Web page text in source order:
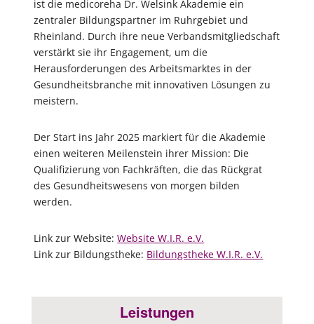
ist die medicoreha Dr. Welsink Akademie ein
zentraler Bildungspartner im Ruhrgebiet und
Rheinland. Durch ihre neue Verbandsmitgliedschaft
verstärkt sie ihr Engagement, um die
Herausforderungen des Arbeitsmarktes in der
Gesundheitsbranche mit innovativen Lösungen zu
meistern.
Der Start ins Jahr 2025 markiert für die Akademie
einen weiteren Meilenstein ihrer Mission: Die
Qualifizierung von Fachkräften, die das Rückgrat
des Gesundheitswesens von morgen bilden
werden.
Link zur Website:Website W.I.R. e.V.
Link zur Bildungstheke: Bildungstheke W.I.R. e.V.
Leistungen